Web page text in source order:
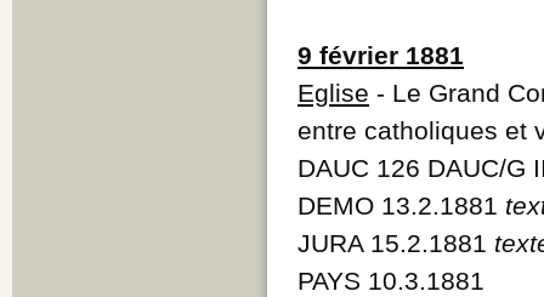
9 février 1881
Eglise - Le Grand
entre catholiques et
DAUC 126 DAUC/G
DEMO 13.2.1881
JURA 15.2.1881
PAYS 10.3.1881